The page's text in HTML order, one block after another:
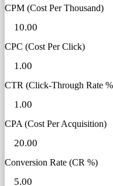
CPM (Cost Per Thousand)
CPC (Cost Per Click)
CTR (Click-Through Rate
CPA (Cost Per Acquisition)
Conversion Rate (CR %)